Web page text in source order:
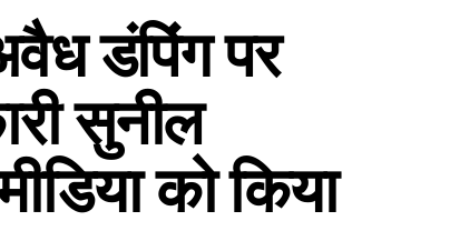
डंपिंग पर
सुनील
को किया